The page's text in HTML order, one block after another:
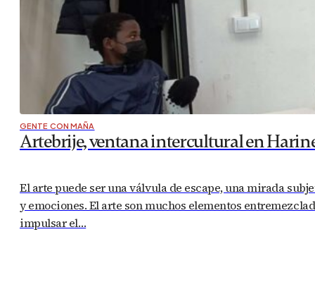
GENTE CON MAÑA
Artebrije, ventana intercultural en
El arte puede ser una válvula de escape, una mirada
y emociones. El arte son muchos elementos
impulsar el…